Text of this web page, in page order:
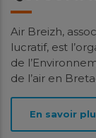
Air Breizh,
lucratif, est
de
de l’air en
En savoir